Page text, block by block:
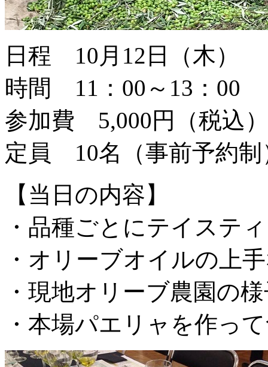
日程 10月12日（木）
時間 11：00～13：00
参加費 5,000円（税込）
定員 10名（事前予約制
【当日の内容】
・品種ごとにテイステ
・オリーブオイルの上
・現地オリーブ農園の
・本場パエリャを作っ